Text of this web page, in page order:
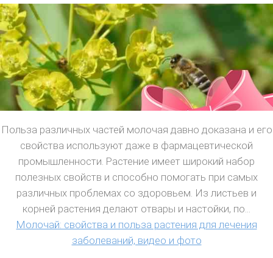
Польза различных частей молочая давно доказана и его
свойства используют даже в фармацевтической
промышленности. Растение имеет широкий набор
полезных свойств и способно помогать при самых
различных проблемах со здоровьем. Из листьев и
корней растения делают отвары и настойки, по...
Молочай: свойства и польза растения для лечения
заболеваний, видео и фото